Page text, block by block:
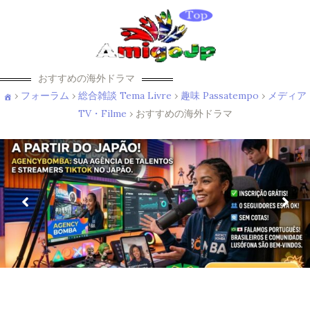
おすすめの海外ドラマ
› フォーラム › 総合雑談 Tema Livre › 趣味 Passatempo › メディア
TV・Filme › おすすめの海外ドラマ